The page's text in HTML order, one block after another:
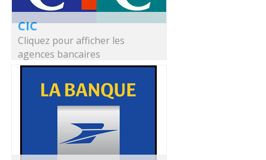
CIC
Cliquez pour afficher les
agences bancaires